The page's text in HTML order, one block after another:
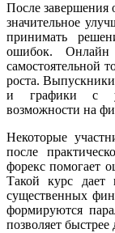
После завершения
значительное
принимать
ошибок.
самостоятельной
роста.
и графики с
возможности на
Некоторые
после
форекс помогает
Такой курс дает
существенных
формируются
позволяет быстрее